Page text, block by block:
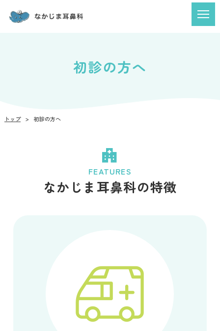
初診の方へ
トップ 初診の方へ
FEATURES
なかじま耳鼻科の特徴